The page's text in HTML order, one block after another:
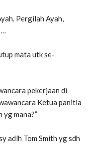
Pergilah Ayah,
…
mata utk se-
pekerjaan di
Ketua panitia
yg mana?”
adlh Tom Smith yg sdh